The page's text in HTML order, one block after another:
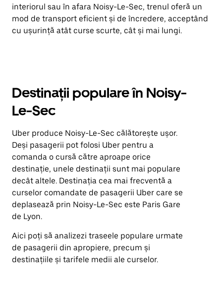
interiorul sau în afara Noisy-Le-Sec, trenul oferă un
mod de transport eficient și de încredere, acceptând
cu ușurință atât curse scurte, cât și mai lungi.
Destinații populare în Noisy-
Le-Sec
Uber produce Noisy-Le-Sec călătorește ușor.
Deși pasagerii pot folosi Uber pentru a
comanda o cursă către aproape orice
destinație, unele destinații sunt mai populare
decât altele. Destinația cea mai frecventă a
curselor comandate de pasagerii Uber care se
deplasează prin Noisy-Le-Sec este Paris Gare
de Lyon.
Aici poți să analizezi traseele populare urmate
de pasagerii din apropiere, precum și
destinațiile și tarifele medii ale curselor.